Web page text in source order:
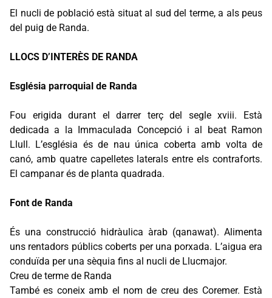
El nucli de població està situat al sud del terme, a als peus
del puig de Randa.
LLOCS D’INTERÈS DE RANDA
Església parroquial de Randa
Fou erigida durant el darrer terç del segle xviii. Està
dedicada a la Immaculada Concepció i al beat Ramon
Llull. L’església és de nau única coberta amb volta de
canó, amb quatre capelletes laterals entre els contraforts.
El campanar és de planta quadrada.
Font de Randa
És una construcció hidràulica àrab (qanawat). Alimenta
uns rentadors públics coberts per una porxada. L’aigua era
conduïda per una sèquia fins al nucli de Llucmajor.
Creu de terme de Randa
També es coneix amb el nom de creu des Coremer. Està